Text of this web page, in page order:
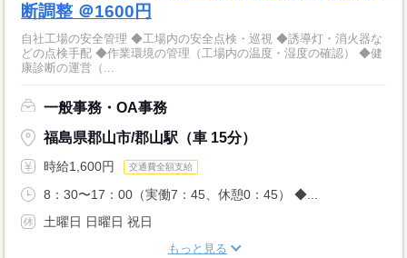
断調整 ＠1600円
自社工場の安全管理 ◆工場内の安全点検・巡視 ◆誘導灯・消火器な
どの点検手配 ◆作業環境の管理（工場内の温度・湿度の確認） ◆健
康診断の運営（...
一般事務・OA事務
福島県郡山市/郡山駅（車 15分）
時給1,600円 交通費全額支給
8：30〜17：00（実働7：45、休憩0：45） ◆...
土曜日 日曜日 祝日
もっと見る